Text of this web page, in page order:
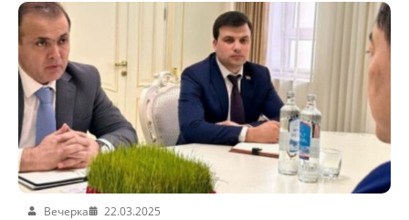
Вечерка
22.03.2025